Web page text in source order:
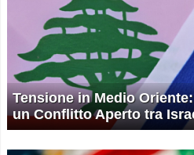
Tensione in Medio
un Conflitto Aperto tra